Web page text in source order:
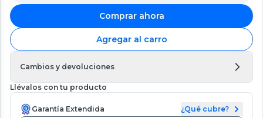
Comprar ahora
Agregar al carro
Cambios y devoluciones
Llévalos con tu producto
Garantía Extendida ¿Qué cubre?